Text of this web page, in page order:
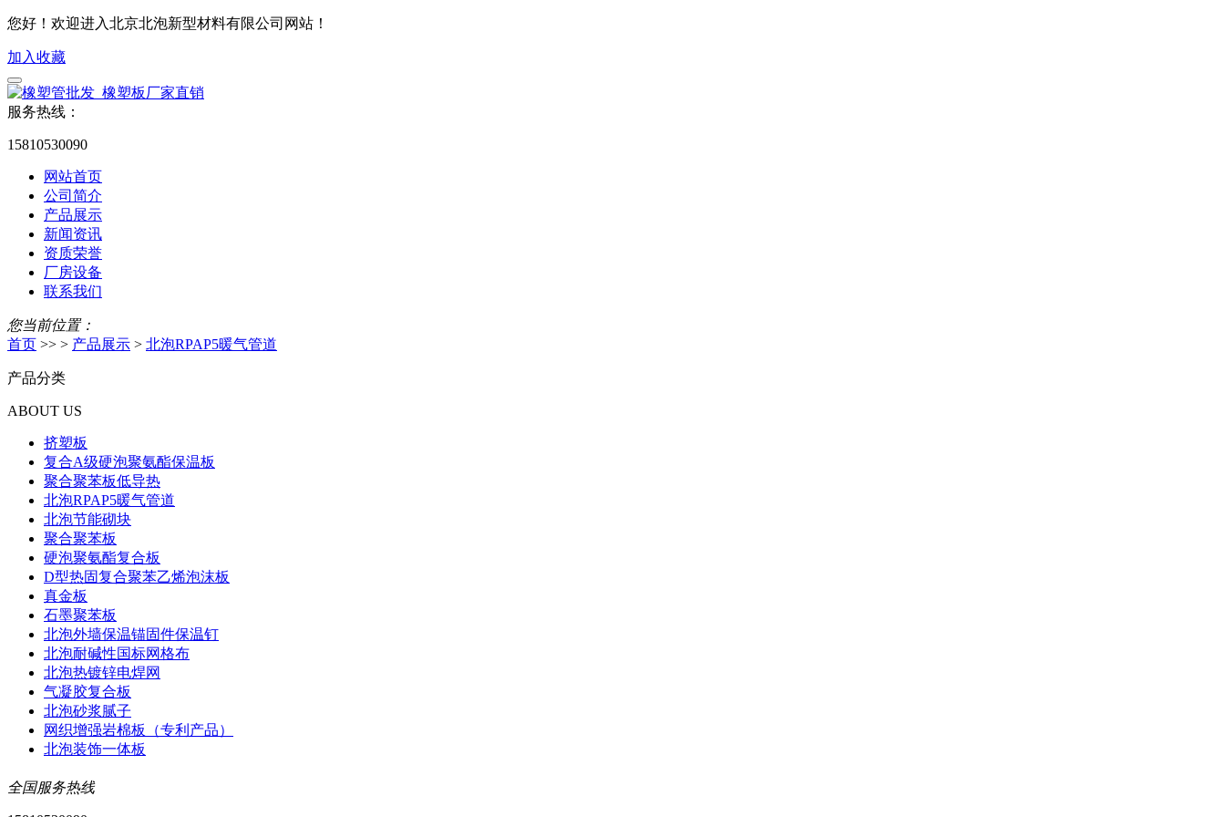
您好！欢迎进入北京北泡新型材料有限公司网站！
加入收藏
服务热线：
15810530090
网站首页
公司简介
产品展示
新闻资讯
资质荣誉
厂房设备
联系我们
您当前位置：
首页 >> > 产品展示 > 北泡RPAP5暖气管道
产品分类
ABOUT US
挤塑板
复合A级硬泡聚氨酯保温板
聚合聚苯板低导热
北泡RPAP5暖气管道
北泡节能砌块
聚合聚苯板
硬泡聚氨酯复合板
D型热固复合聚苯乙烯泡沫板
真金板
石墨聚苯板
北泡外墙保温锚固件保温钉
北泡耐碱性国标网格布
北泡热镀锌电焊网
气凝胶复合板
北泡砂浆腻子
网织增强岩棉板（专利产品）
北泡装饰一体板
全国服务热线